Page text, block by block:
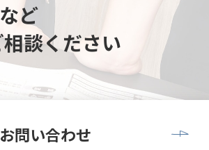
ど
談ください
お問い合わせ